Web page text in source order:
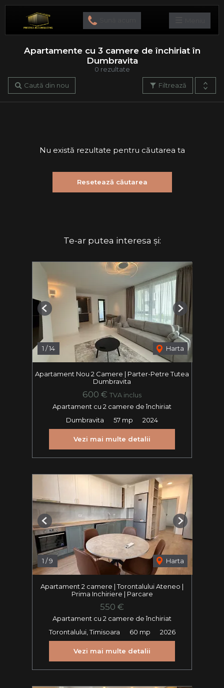
0 rezultate
Apartamente cu 3 camere de închiriat în
Dumbravita
Filtrează
Caută din nou
Nu există rezultate pentru căutarea ta
Resetează căutarea
Te-ar putea interesa și:
1 /14 Harta
Previous Next
Apartament Nou 2 Camere | Parter-Petre Tutea
Dumbravita
600 € TVA inclus
Apartament cu 2 camere de închiriat
Dumbravita
57 mp 2024
Vezi mai multe detalii
1 /9 Harta
Previous Next
Apartament 2 camere | Torontalului Ateneo |
Prima Inchiriere | Parcare
550 €
Apartament cu 2 camere de închiriat
Torontalului, Timisoara
60 mp 2026
Vezi mai multe detalii